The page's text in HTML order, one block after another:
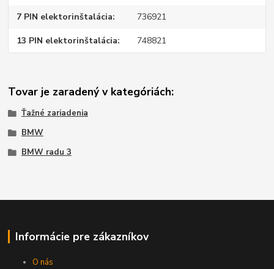
7 PIN elektorinštalácia 736921
13 PIN elektorinštalácia 748821
Tovar je zaradený v kategóriách:
Ťažné zariadenia
BMW
BMW radu 3
Informácie pre zákazníkov
O nás